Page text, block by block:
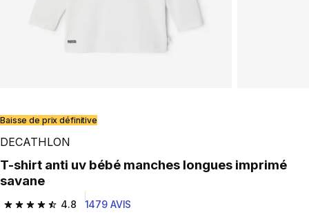
Baisse de prix définitive
DECATHLON
T-shirt anti uv bébé manches longues imprimé
savane
4.8
4.8 out of 5 stars from 1479 reviews
1479 AVIS